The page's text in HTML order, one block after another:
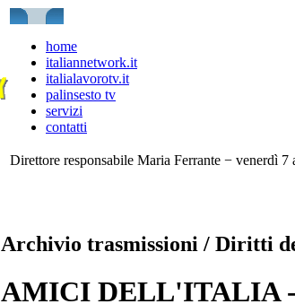
home
italiannetwork.it
italialavorotv.it
palinsesto tv
servizi
contatti
Direttore responsabile Maria Ferrante − venerdì 7
Archivio trasmissioni / Diritti
AMICI DELL'ITALIA